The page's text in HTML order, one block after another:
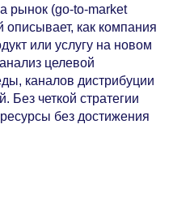
рынок (go-to-market
как компания
или услугу на новом
целевой
каналов дистрибуции
Без четкой стратегии
без достижения